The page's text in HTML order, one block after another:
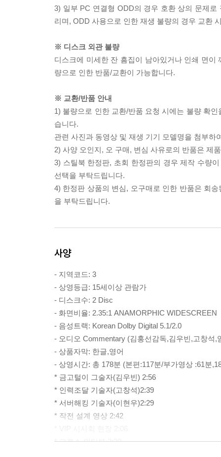
3) 일부 PC 연결형 ODD의 경우 호환 상의 문제
리며, ODD 사용으로 인한 재생 불량의 경우 교환
※ 디스크 외관 불량
디스크에 미세한 잔 흠집이 남아있거나 인쇄 면
량으로 인한 반품/교환이 가능합니다.
※ 교환/반품 안내
1) 불량으로 인한 교환/반품 요청 시에는 불량 확
습니다.
관련 사진과 동영상 및 재생 기기 모델명을 첨부하
2) 사양 오인지, 오 구매, 변심 사유로의 반품은 제
3) 스틸북 한정판, 초회 한정판의 경우 제작 수량
선택을 부탁드립니다.
4) 한정판 상품의 변심, 오구매로 인한 반품은 회
을 부탁드립니다.
사양
- 지역코드: 3
- 상영등급: 15세이상 관람가
- 디스크수: 2 Disc
- 화면비율: 2.35:1 ANAMORPHIC WIDESCREEN
- 음성트랙: Korean Dolby Digital 5.1/2.0
- 오디오 Commentary (김홍선감독,김우빈,고창석,
- 상품자막: 한글,영어
- 상영시간: 총 178분 (본편:117분/부가영상 :61분
* 금고털이 그술자(김우빈) 2:56
* 인력조달 기술자(고창석)2:39
* 서버해킹 기술자(이현우)2:29
* 작전 설계 영상 2:42
* 크로스 인터뷰 2:30